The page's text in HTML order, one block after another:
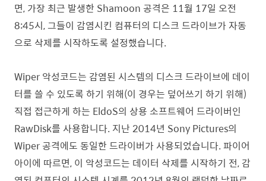
면, 가장 최근 발생한 Shamoon 공격은 11월 17일 오전
8:45시, 그들이 감염시킨 컴퓨터의 디스크 드라이브가 자동
으로 삭제를 시작하도록 설정했습니다.
Wiper 악성코드는 감염된 시스템의 디스크 드라이브에 데이
터를 쓸 수 있도록 하기 위해(이 경우는 덮어쓰기 하기 위해)
직접 접근하게 하는 EldoS의 상용 소프트웨어 드라이버인
RawDisk를 사용합니다. 지난 2014년 Sony Pictures의
Wiper 공격에도 동일한 드라이버가 사용되었습니다. 파이어
아이에 따르면, 이 악성코드는 데이터 삭제를 시작하기 전, 감